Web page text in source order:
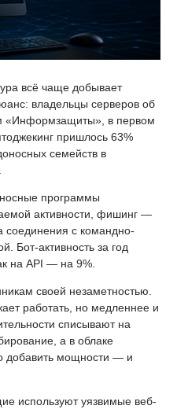
всё чаще добывает
владельцы серверов об
«Информзащиты», в первом
пришлось 63%
семейств в
программы
активности, фишинг —
соединения с командно-
Бот-активность за год
на API — на 9%.
своей незаметностью.
работать, но медленнее и
списывают на
а в облаке
добавить мощности — и
используют уязвимые веб-